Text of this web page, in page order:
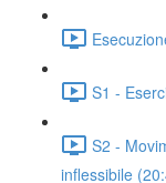
S1 -
S2 -
inflessibile